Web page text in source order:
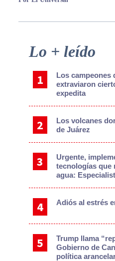
Primary
Sidebar
Lo + leído
Los campeones
extraviaron
expedita
Los volcanes
de Juárez
Urgente,
tecnologías que
agua:
Adiós al estrés
Trump llama
Gobierno de
política